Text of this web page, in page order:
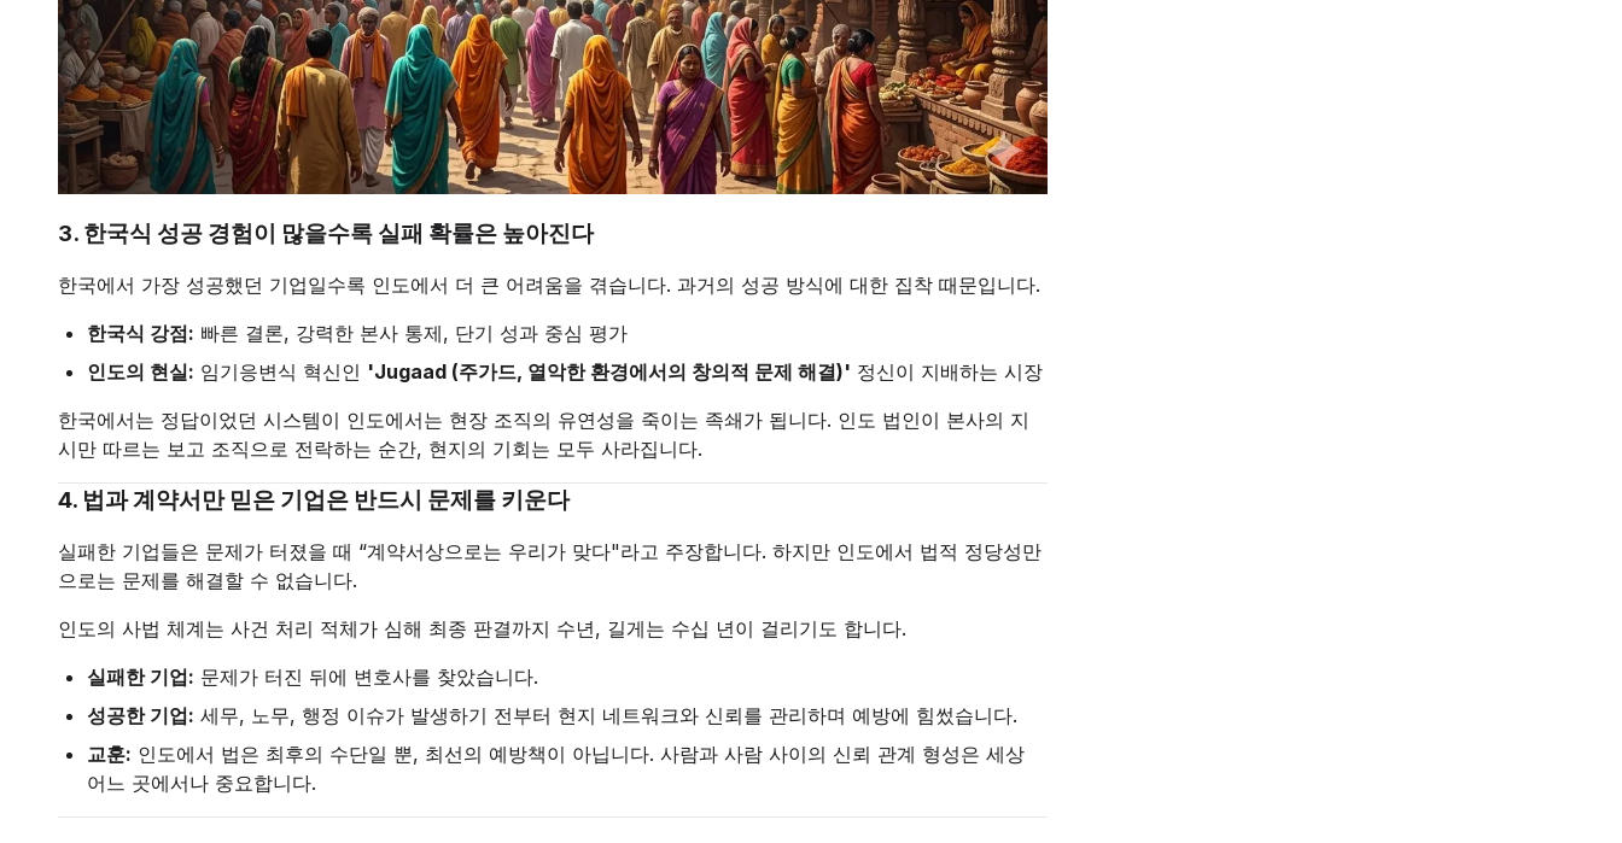
3. 한국식 성공 경험이 많을수록 실패 확률은 높아진다
한국에서 가장 성공했던 기업일수록 인도에서 더 큰 어려움을 겪습니다. 과거의 성공 방식에 대한 집착 때문입니다.
한국식 강점: 빠른 결론, 강력한 본사 통제, 단기 성과 중심 평가
인도의 현실: 임기응변식 혁신인 'Jugaad (주가드, 열악한 환경에서의 창의적 문제 해결)' 정신이 지배하는 시장
한국에서는 정답이었던 시스템이 인도에서는 현장 조직의 유연성을 죽이는 족쇄가 됩니다. 인도 법인이 본사의 지
시만 따르는 보고 조직으로 전락하는 순간, 현지의 기회는 모두 사라집니다.
4. 법과 계약서만 믿은 기업은 반드시 문제를 키운다
실패한 기업들은 문제가 터졌을 때 “계약서상으로는 우리가 맞다"라고 주장합니다. 하지만 인도에서 법적 정당성만
으로는 문제를 해결할 수 없습니다.
인도의 사법 체계는 사건 처리 적체가 심해 최종 판결까지 수년, 길게는 수십 년이 걸리기도 합니다.
실패한 기업: 문제가 터진 뒤에 변호사를 찾았습니다.
성공한 기업: 세무, 노무, 행정 이슈가 발생하기 전부터 현지 네트워크와 신뢰를 관리하며 예방에 힘썼습니다.
교훈: 인도에서 법은 최후의 수단일 뿐, 최선의 예방책이 아닙니다. 사람과 사람 사이의 신뢰 관계 형성은 세상
어느 곳에서나 중요합니다.